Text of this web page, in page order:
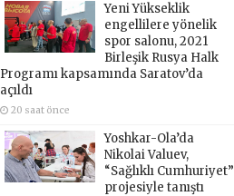
Yeni Yükseklik
engellilere yönelik
spor salonu, 2021
Birleşik Rusya Halk
Programı kapsamında Saratov’da
açıldı
20 saat önce
Yoshkar-Ola’da
Nikolai Valuev,
“Sağlıklı Cumhuriyet”
projesiyle tanıştı